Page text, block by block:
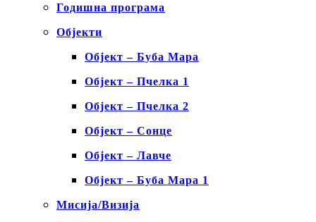
Годишна програма
Објекти
Објект – Буба Мара
Објект – Пчелка 1
Објект – Пчелка 2
Објект – Сонце
Објект – Лавче
Објект – Буба Мара 1
Мисија/Визија